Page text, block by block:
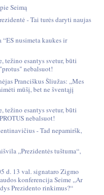
Seimą
- Tai turės daryti naujas
nusimeta kaukes ir
težino esantys svetur, būti
nebalsuot!
Pranciškus Šliužas: „Mes
mūšį, bet ne šventąjį
težino esantys svetur, būti
nebalsuot!
- Tad nepamiršk,
„Prezidentės tuštuma“,
d. 13 val. signataro Zigmo
konferencija Seime „Ar
Prezidento rinkimus?“